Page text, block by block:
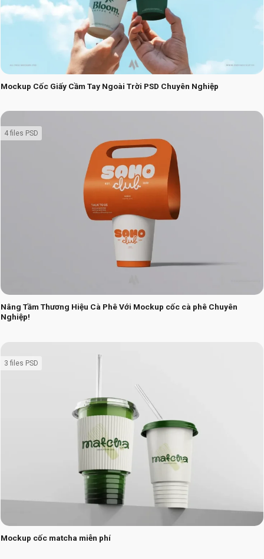
Mockup Cốc Giấy Cầm Tay Ngoài Trời PSD Chuyên Nghiệp
Nâng Tầm Thương Hiệu Cà Phê Với Mockup cốc cà phê Chuyên
Nghiệp!
4 files PSD
Mockup cốc matcha miễn phí
3 files PSD